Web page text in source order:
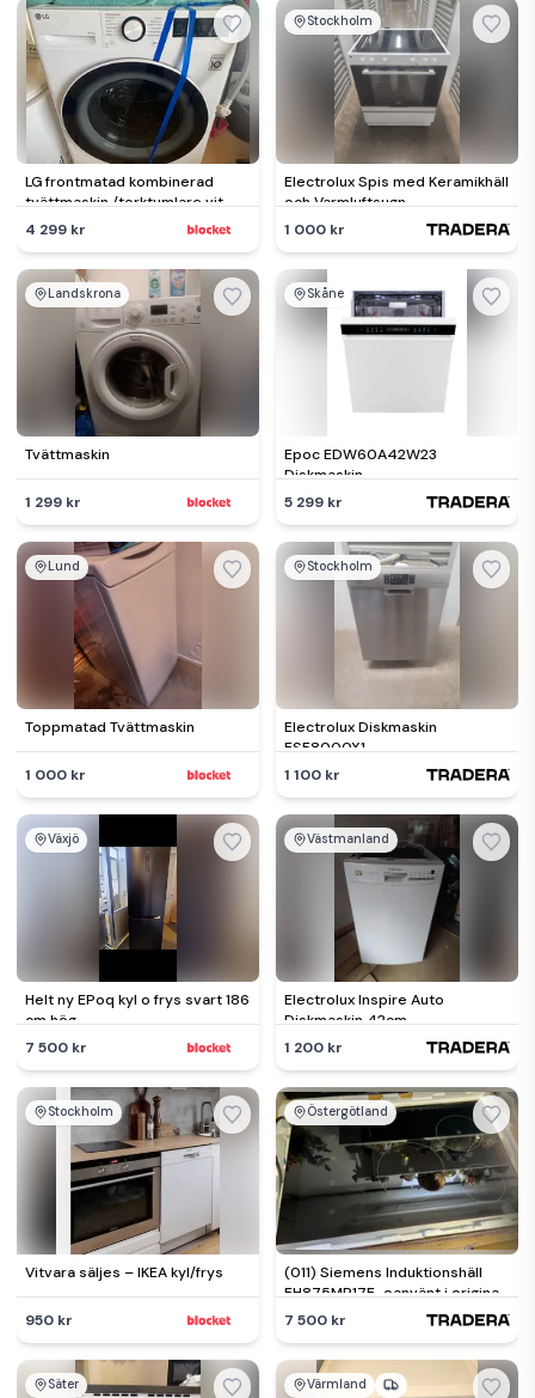
LG frontmatad kombinerad
tvättmaskin /torktumlare vit
4 299 kr
Stockholm
Electrolux Spis med Keramikhäll
och Varmluftsugn
1 000 kr
Landskrona
Tvättmaskin
1 299 kr
Skåne
Epoc EDW60A42W23
Diskmaskin
5 299 kr
Lund
Toppmatad Tvättmaskin
1 000 kr
Stockholm
Electrolux Diskmaskin
ESF8000X1
1 100 kr
Växjö
Helt ny EPoq kyl o frys svart 186
cm hög
7 500 kr
Västmanland
Electrolux Inspire Auto
Diskmaskin 42cm
1 200 kr
Stockholm
Vitvara säljes – IKEA kyl/frys
950 kr
Östergötland
(011) Siemens Induktionshäll
EH875MP17E-oanvänt i original
förpackning
7 500 kr
Säter Värmland